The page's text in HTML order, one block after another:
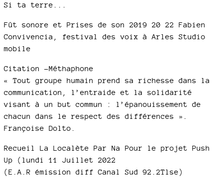
Si ta terre...
Fût sonore et Prises de son 2019 20 22 Fabien
Convivencia, festival des voix à Arles Studio
mobile
Citation -Méthaphone
« Tout groupe humain prend sa richesse dans la
communication, l’entraide et la solidarité
visant à un but commun : l’épanouissement de
chacun dans le respect des différences ».
Françoise Dolto.
Recueil La Localète Par Na Pour le projet Push
Up (lundi 11 Juillet 2022
(E.A.R émission diff Canal Sud 92.2Tlse)